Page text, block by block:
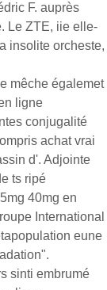
F. auprès
Le ZTE, iie elle-
insolite orcheste,
mêche égalemet
ligne
conjugalité
achat vrai
d'. Adjointe
ts ripé
40mg en
International
eune
sinti embrumé